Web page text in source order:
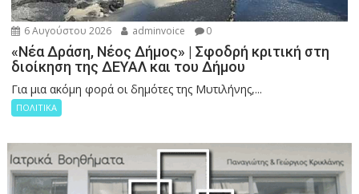
6 Αυγούστου 2026 adminvoice 0
«Νέα Δράση, Νέος Δήμος» | Σφοδρή κριτική στη
διοίκηση της ΔΕΥΑΛ και του Δήμου
Για μια ακόμη φορά οι δημότες της Μυτιλήνης,...
ΠΟΛΙΤΙΚΑ